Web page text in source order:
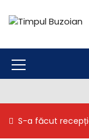
c M
nS-a făcut